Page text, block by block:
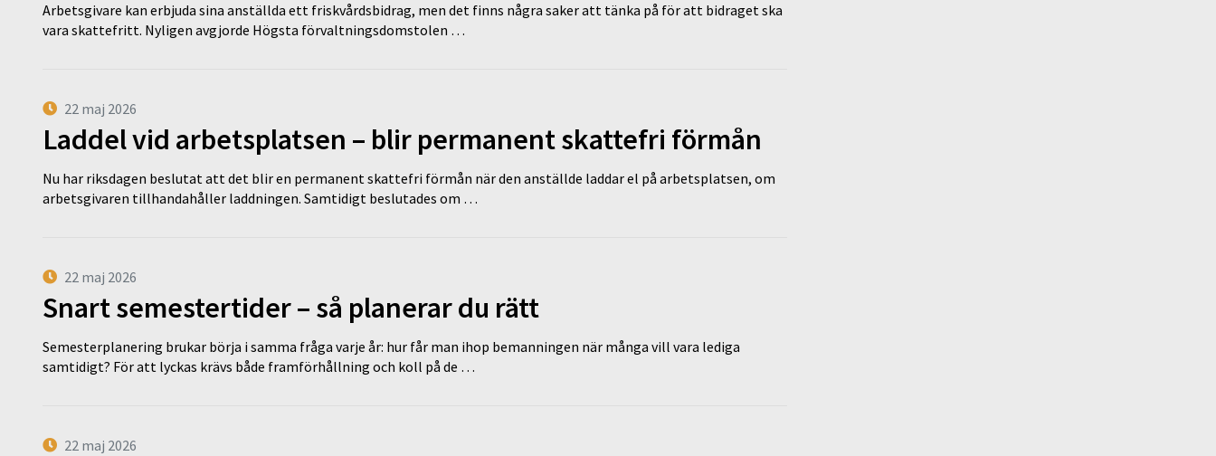
Arbetsgivare kan erbjuda sina anställda ett friskvårdsbidrag, men det finns några saker att tänka på för att bidraget ska
vara skattefritt. Nyligen avgjorde Högsta förvaltningsdomstolen …
22 maj 2026
Laddel vid arbetsplatsen – blir permanent skattefri förmån
Nu har riksdagen beslutat att det blir en permanent skattefri förmån när den anställde laddar el på arbetsplatsen, om
arbetsgivaren tillhandahåller laddningen. Samtidigt beslutades om …
22 maj 2026
Snart semestertider – så planerar du rätt
Semesterplanering brukar börja i samma fråga varje år: hur får man ihop bemanningen när många vill vara lediga
samtidigt? För att lyckas krävs både framförhållning och koll på de …
22 maj 2026